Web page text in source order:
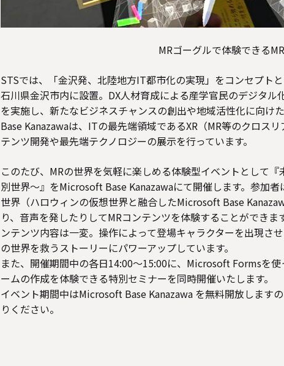
MRゴーグルで体験できる
STSでは、「金沢発、北陸地方IT都市化の実現」をコンセプト
石川県金沢市内に設置。DX人材育成による産学官民のデジタ
を実施し、新たなビジネスチャンスの創出や地域活性化に向け
Base Kanazawaは、ITの最先端領域であるXR（MR等のクロス
テンツ開発や最先端テクノロジーの展示を行っています。
このたび、MRの世界を気軽に楽しめる体験型イベントとして
別世界～』をMicrosoft Base Kanazawaにて開催します。参加
世界（ハロウィンの仮想世界と融合したMicrosoft Base
り、音声を発したりしてMRコンテンツを体験することができ
ンテンツ内容は一変。操作によって登場キャラクターを出現さ
の世界を救うストーリーにパワーアップしています。
また、開催期間中の各日14:00～15:00に、Microsoft Formsを
ームの作成を体験できる特別セミナーを同時開催いたします。
イベント期間中はMicrosoft Base Kanazawa を無料開放します
りください。